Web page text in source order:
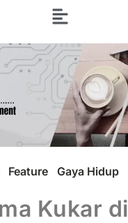
Feature Gaya Hidup
Kukar di